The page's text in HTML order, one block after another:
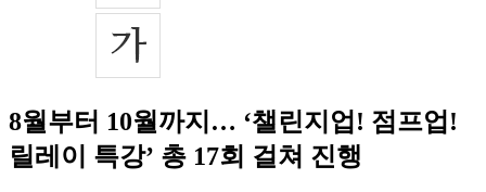
8월부터 10월까지… ‘챌린지업! 점프업!
릴레이 특강’ 총 17회 걸쳐 진행